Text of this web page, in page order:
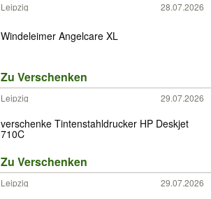
Leipzig 28.07.2026
Windeleimer Angelcare XL
Zu Verschenken
Leipzig 29.07.2026
verschenke Tintenstahldrucker HP Deskjet
710C
Zu Verschenken
Leipzig 29.07.2026